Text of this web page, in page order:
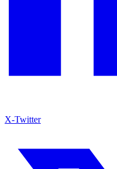
X-Twitter